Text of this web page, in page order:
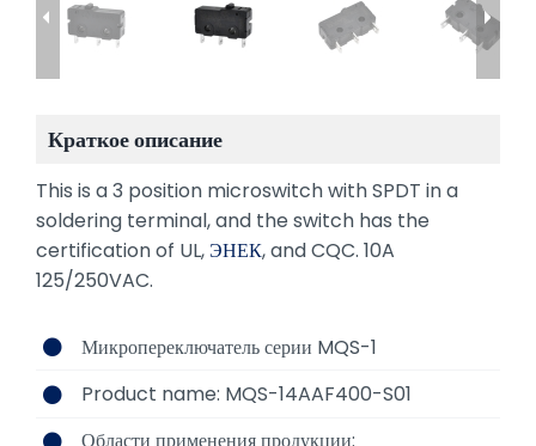
Краткое описание
This is a 3 position microswitch with SPDT in a
soldering terminal, and the switch has the
certification of UL,ЭНЕК, and CQC. 10A
125/250VAC.
Микропереключатель серии MQS-1
Product name: MQS-14AAF400-S01